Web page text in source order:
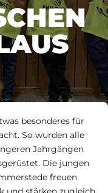
besonderes für
So wurden alle
Jahrgängen
Die jungen
freuen